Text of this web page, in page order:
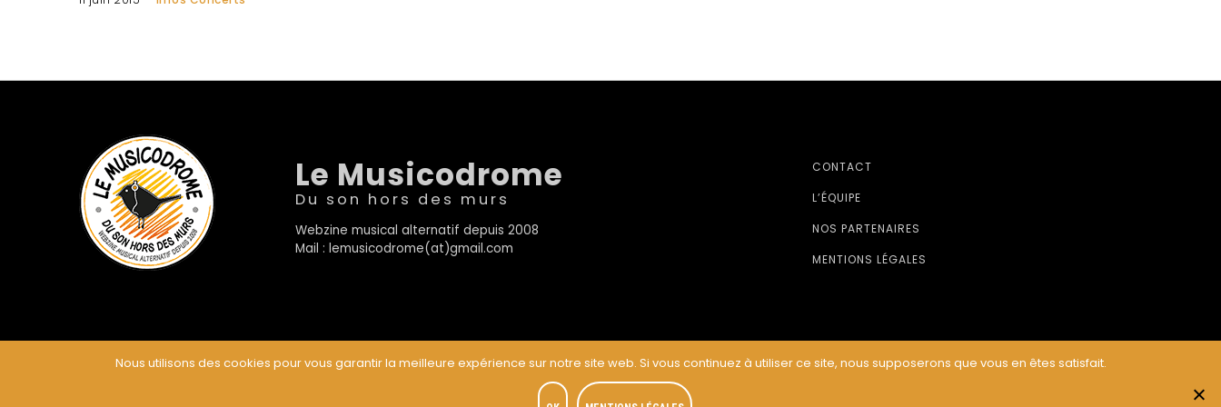
Le Musicodrome
Du son hors des murs
Webzine musical alternatif depuis 2008
Mail : lemusicodrome(at)gmail.com
CONTACT
L’ÉQUIPE
NOS PARTENAIRES
MENTIONS LÉGALES
Nous utilisons des cookies pour vous garantir la meilleure expérience sur notre site web. Si vous continuez à utiliser ce site, nous supposerons que vous en êtes satisfait.